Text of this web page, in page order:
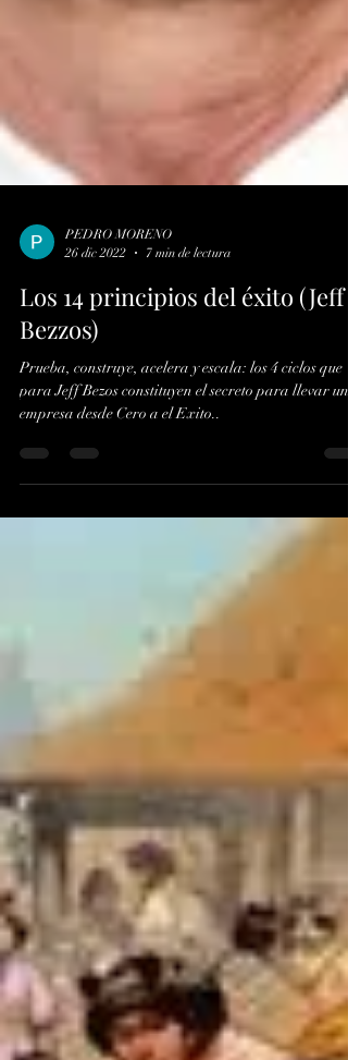
PEDRO MORENO
Los 14 principios del éxito (Jeff
Bezzos)
para Jeff Bezos constituyen el secreto para llevar una